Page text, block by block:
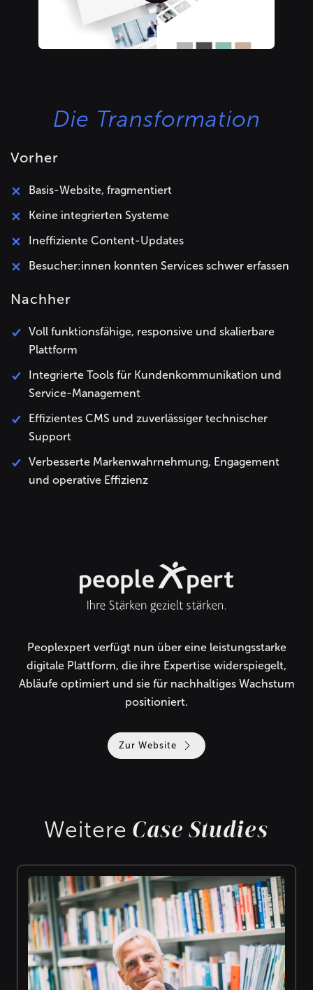
Die Transformation
Vorher
Basis-Website, fragmentiert
Keine integrierten Systeme
Ineffiziente Content-Updates
Besucher:innen konnten Services schwer erfassen
Nachher
Voll funktionsfähige, responsive und skalierbare
Plattform
Integrierte Tools für Kundenkommunikation und
Service-Management
Effizientes CMS und zuverlässiger technischer
Support
Verbesserte Markenwahrnehmung, Engagement
und operative Effizienz
Peoplexpert verfügt nun über eine leistungsstarke
digitale Plattform, die ihre Expertise widerspiegelt,
Abläufe optimiert und sie für nachhaltiges Wachstum
positioniert.
Zur Website
Weitere Case Studies